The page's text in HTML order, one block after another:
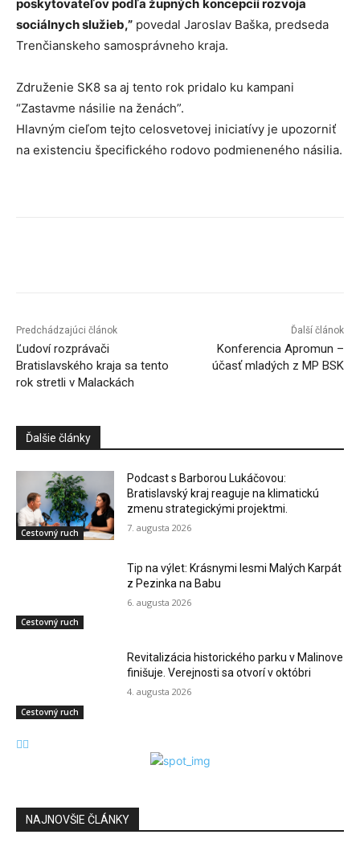
poskytovateľov podľa župných koncepcií rozvoja
sociálnych služieb,” povedal Jaroslav Baška, predseda
Trenčianskeho samosprávneho kraja.
Združenie SK8 sa aj tento rok pridalo ku kampani
“Zastavme násilie na ženách”.
Hlavným cieľom tejto celosvetovej iniciatívy je upozorniť
na existenciu špecifického rodovo podmieneného násilia.
Predchádzajúci článok
Ľudoví rozprávači
Bratislavského kraja sa tento
rok stretli v Malackách
Ďalší článok
Konferencia Apromun –
účasť mladých z MP BSK
Ďalšie články
Cestovný ruch
Podcast s Barborou Lukáčovou:
Bratislavský kraj reaguje na klimatickú
zmenu strategickými projektmi.
7. augusta 2026
Cestovný ruch
Tip na výlet: Krásnymi lesmi Malých Karpát
z Pezinka na Babu
6. augusta 2026
Cestovný ruch
Revitalizácia historického parku v Malinove
finišuje. Verejnosti sa otvorí v októbri
4. augusta 2026
NAJNOVŠIE ČLÁNKY